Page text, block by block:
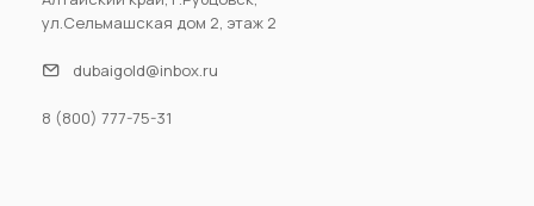
ул.Сельмашская дом 2, этаж 2
dubaigold@inbox.ru
8 (800) 777-75-31